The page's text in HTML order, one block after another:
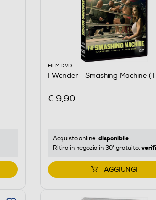
FILM DVD
I Wonder - Smashing Machine
€ 9,90
Acquisto online: disponibile
Ritiro in negozio in 30' gratuito:
AGGIUNGI